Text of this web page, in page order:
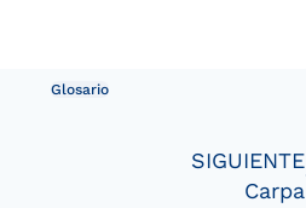
Glosario
SIGUIENTE
Carpa